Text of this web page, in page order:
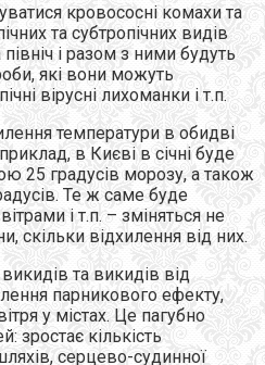
кровососні комахи та
та субтропічних видів
і разом з ними будуть
які вони можуть
вірусні лихоманки і т.п.
температури в обидві
в Києві в січні буде
25 градусів морозу, а також
Те ж саме буде
і т.п. – зміняться не
скільки відхилення від них.
та викидів від
парникового ефекту,
у містах. Це пагубно
зростає кількість
серцево-судинної